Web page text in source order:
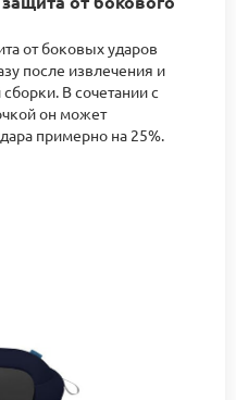
от боковых ударов
после извлечения и
В сочетании с
он может
примерно на 25%.